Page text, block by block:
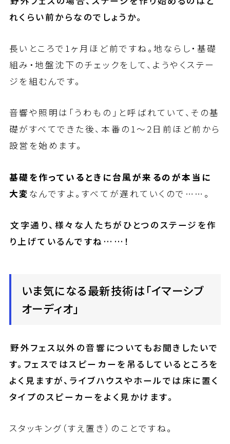
れくらい前からなのでしょうか。
長いところで1ヶ月ほど前ですね。地ならし・基礎
組み・地盤沈下のチェックをして、ようやくステー
ジを組むんです。
音響や照明は「うわもの」と呼ばれていて、その基
礎がすべてできた後、本番の1〜2日前ほど前から
設営を始めます。
基礎を作っているときに台風が来るのが本当に
大変 なんですよ。すべてが遅れていくので……。
――文字通り、様々な人たちがひとつのステージを作
り上げているんですね……！
いま気になる最新技術は「イマーシブ
オーディオ」
――野外フェス以外の音響についてもお聞きしたいで
す。フェスではスピーカーを吊るしているところを
よく見ますが、ライブハウスやホールでは床に置く
タイプのスピーカーをよく見かけます。
スタッキング（すえ置き）のことですね。